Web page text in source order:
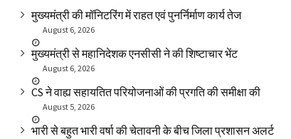
मुख्यमंत्री की मॉनिटरिंग में राहत एवं पुनर्निर्माण कार्य तेज
August 6, 2026
मुख्यमंत्री से महानिदेशक एनसीसी ने की शिष्टाचार भेंट
August 6, 2026
CS ने वाह्य सहायतित परियोजनाओं की प्रगति की समीक्षा की
August 5, 2026
भारी से बहुत भारी वर्षा की चेतावनी के बीच जिला प्रशासन अलर्ट